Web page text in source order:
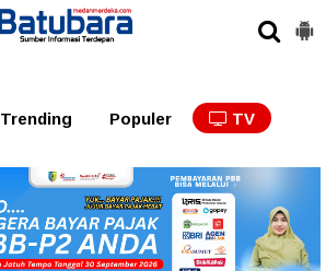
Trending Populer TV